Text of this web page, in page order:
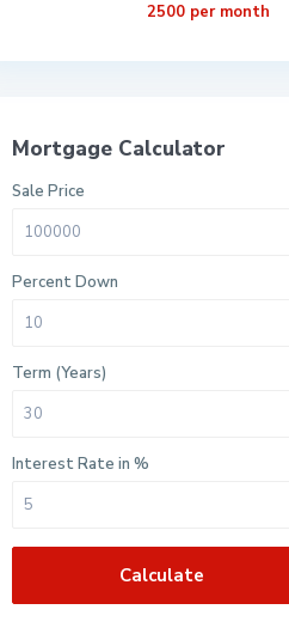
2500 per month
Mortgage Calculator
Sale Price
Percent Down
Term (Years)
Interest Rate in %
Calculate